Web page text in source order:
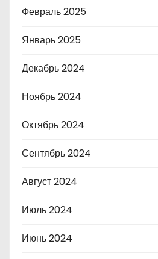
Февраль 2025
Январь 2025
Декабрь 2024
Ноябрь 2024
Октябрь 2024
Сентябрь 2024
Август 2024
Июль 2024
Июнь 2024